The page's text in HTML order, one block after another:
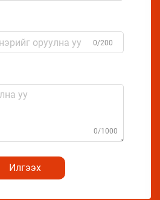
0/200
0/1000
Илгээх